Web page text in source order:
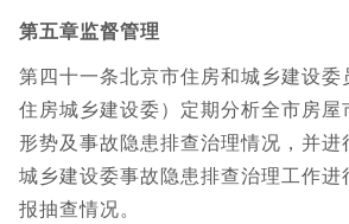
第五章监督管理
第四十一条北京市住房和城乡建设
住房城乡建设委）定期分析全市房
形势及事故隐患排查治理情况，并
城乡建设委事故隐患排查治理工作进
报抽查情况。